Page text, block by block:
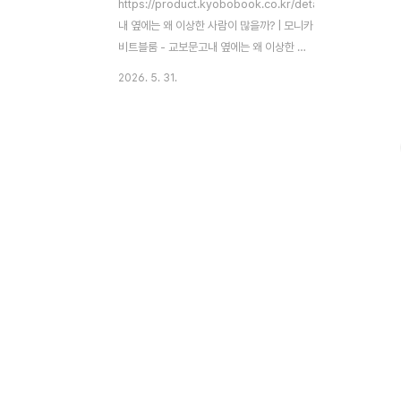
https://product.kyobobook.co.kr/detail/
내 옆에는 왜 이상한 사람이 많을까? | 모니카
비트블룸 - 교보문고내 옆에는 왜 이상한 사
2026. 5. 31.